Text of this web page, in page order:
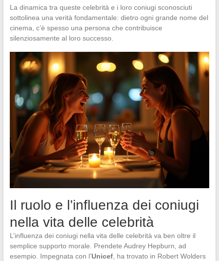
La dinamica tra queste celebrità e i loro coniugi sconosciuti
sottolinea una verità fondamentale: dietro ogni grande nome del
cinema, c’è spesso una persona che contribuisce
silenziosamente al loro successo.
Il ruolo e l’influenza dei coniugi
nella vita delle celebrità
L’influenza dei coniugi nella vita delle celebrità va ben oltre il
semplice supporto morale. Prendete Audrey Hepburn, ad
esempio. Impegnata con l’Unicef, ha trovato in Robert Wolders